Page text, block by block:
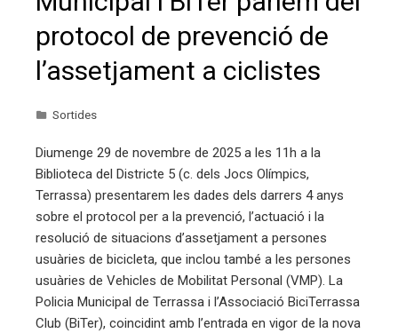
protocol de prevenció de
l’assetjament a ciclistes
Sortides
Diumenge 29 de novembre de 2025 a les 11h a la
Biblioteca del Districte 5 (c. dels Jocs Olímpics,
Terrassa) presentarem les dades dels darrers 4 anys
sobre el protocol per a la prevenció, l’actuació i la
resolució de situacions d’assetjament a persones
usuàries de bicicleta, que inclou també a les persones
usuàries de Vehicles de Mobilitat Personal (VMP). La
Policia Municipal de Terrassa i l’Associació BiciTerrassa
Club (BiTer), coincidint amb l’entrada en vigor de la nova